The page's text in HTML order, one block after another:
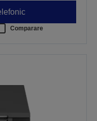
Comparare